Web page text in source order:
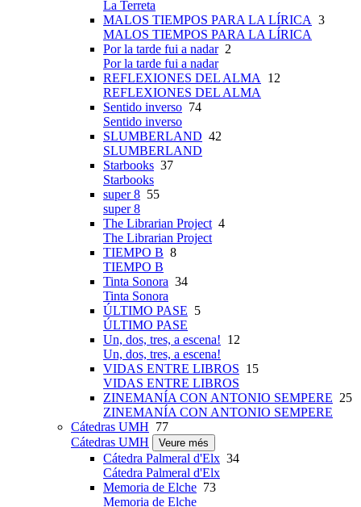
La Terreta
MALOS TIEMPOS PARA LA LÍRICA 3
MALOS TIEMPOS PARA LA LÍRICA
Por la tarde fui a nadar2
Por la tarde fui a nadar
REFLEXIONES DEL ALMA
12
REFLEXIONES DEL ALMA
Sentido inverso 74
Sentido inverso
SLUMBERLAND 42
SLUMBERLAND
Starbooks 37
Starbooks
super 8 55
super 8
The Librarian Project 4
The Librarian Project
TIEMPO B 8
TIEMPO B
Tinta Sonora 34
Tinta Sonora
ÚLTIMO PASE 5
ÚLTIMO PASE
Un, dos, tres, a escena! 12
Un, dos, tres, a escena!
VIDAS ENTRE LIBROS 15
VIDAS ENTRE LIBROS
ZINEMANÍA CON ANTONIO SEMPERE 25
ZINEMANÍA CON ANTONIO SEMPERE
Cátedras UMH 77
Cátedras UMH
Veure més
Cátedra Palmeral d'Elx 34
Cátedra Palmeral d'Elx
Memoria de Elche 73
Memoria de Elche